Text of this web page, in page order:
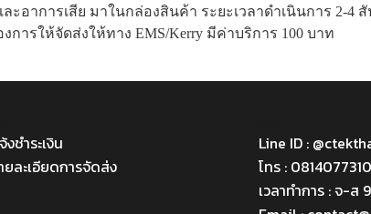
อาการเสีย มาในกล่องสินค้า ระยะเวลาดำเนินการ 2-4
รให้จัดส่งให้ทาง EMS/Kerry มีค่าบริการ 100 บาท
งชำระเงิน
ยละเอียดการจัดส่ง
Line ID :
โทร :
เวลาทำการ : จ-ส